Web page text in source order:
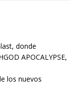
donde
APOCALYPSE,
los nuevos